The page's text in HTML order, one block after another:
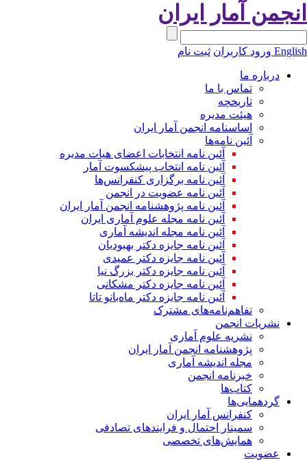
آمار ایران
ورود کاربران ثبت نام
درباره ما
تماس با ما
تاریخچه
هیئت مدیره
اساسنامه انجمن آمار ایران
آئین نامه‌ها
آئین نامه انتخابات اعضای هیات مدیره
آئین نامه انتخاب پیشکسوت آمار
آئین نامه برگزاری کنفرانس‌ها
آئین نامه عضویت در انجمن
آئین نامه پژوهشنامه انجمن آمار ایران
آئین نامه مجله علوم آماری ایران
آئین نامه مجله اندیشه آماری
آئین‌ نامه جایزه دکتر بهبودیان
آئین نامه جایزه دکتر عمیدی
آئین نامه جایزه دکتر بزرگ نیا
آئین نامه جایزه دکتر مشکانی
آئین نامه جایزه دکتر ماه‌بانو تاتا
تفاهم‌نامه‌های مشترک
نشریات انجمن
نشریه علوم آماری
پژوهشنامه انجمن آمار ایران
مجله اندیشه آماری
خبرنامه انجمن
کتاب‌ها
گردهمایی‌ها
کنفرانس آمار ایران
سمینار احتمال و فرایندهای تصادفی
همایش‌های تخصصی
عضویت